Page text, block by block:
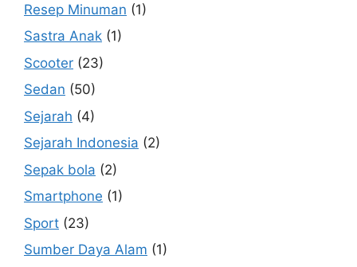
Resep Minuman (1)
Sastra Anak (1)
Scooter (23)
Sedan (50)
Sejarah (4)
Sejarah Indonesia (2)
Sepak bola (2)
Smartphone (1)
Sport (23)
Sumber Daya Alam (1)